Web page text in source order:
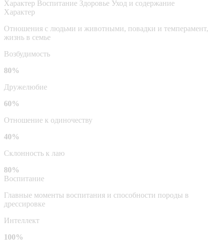
Характер Воспитание Здоровье Уход и содержание
Характер
Отношения с людьми и животными, повадки и темперамент,
жизнь в семье
Возбудимость
80%
Дружелюбие
60%
Отношение к одиночеству
40%
Склонность к лаю
80%
Воспитание
Главные моменты воспитания и способности породы в
дрессировке
Интеллект
100%